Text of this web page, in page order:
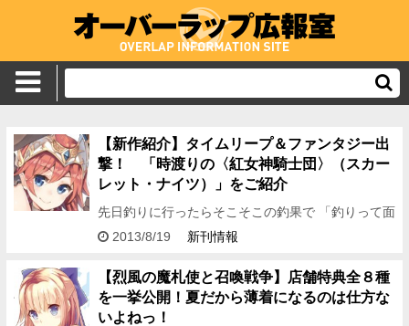
【新作紹介】タイムリープ＆ファンタジー出
撃！ 「時渡りの〈紅女神騎士団〉（スカー
レット・ナイツ）」をご紹介
先日釣りに行ったらそこそこの釣果で 「釣りって面
白いかも……」 と、やや興味が出てきた編集Kで
渡りの〈紅女神騎…
2013/8/19 新刊情報
【烈風の魔札使と召喚戦争】店舗特典全８種
を一挙公開！夏だから薄着になるのは仕方な
いよねっ！